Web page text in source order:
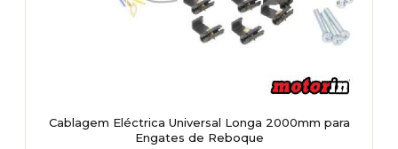
Cablagem Eléctrica Universal Longa 2000mm para
Engates de Reboque